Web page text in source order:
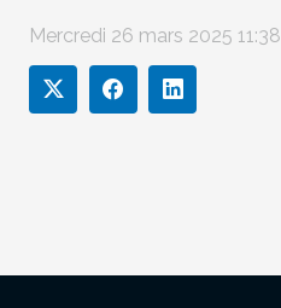
Mercredi 26 mars 2025 11:38